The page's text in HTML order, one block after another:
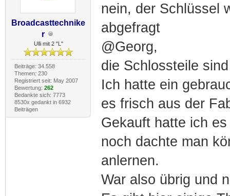
Broadcasttechnike
r
Ulli mit 2 "L"
Beiträge: 34.558
Themen: 230
Registriert seit: May 2007
Bewertung: 262
Bedankte sich: 7773
8530x gedankt in 6932
Beiträgen
nein, der Schlüssel
abgefragt
@Georg,
die Schlossteile
Ich hatte ein
es frisch aus der
Gekauft hatte ich
noch dachte man
anlernen.
War also übrig und